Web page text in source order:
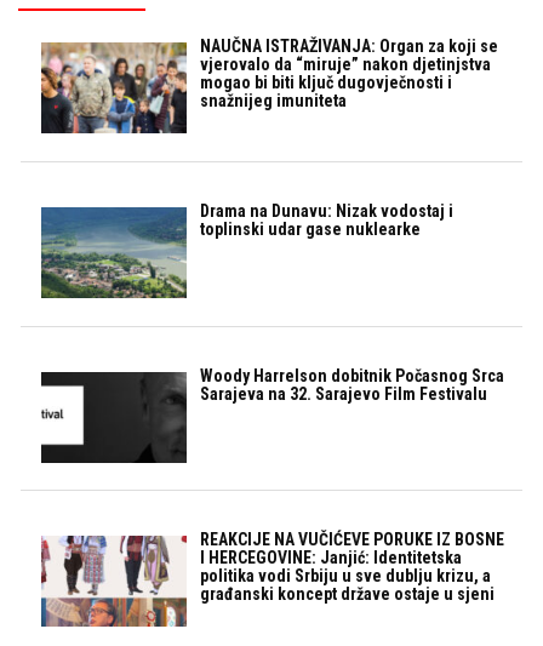
NAUČNA ISTRAŽIVANJA: Organ za koji se
vjerovalo da “miruje” nakon djetinjstva
mogao bi biti ključ dugovječnosti i
snažnijeg imuniteta
Drama na Dunavu: Nizak vodostaj i
toplinski udar gase nuklearke
Woody Harrelson dobitnik Počasnog Srca
Sarajeva na 32. Sarajevo Film Festivalu
REAKCIJE NA VUČIĆEVE PORUKE IZ BOSNE
I HERCEGOVINE: Janjić: Identitetska
politika vodi Srbiju u sve dublju krizu, a
građanski koncept države ostaje u sjeni